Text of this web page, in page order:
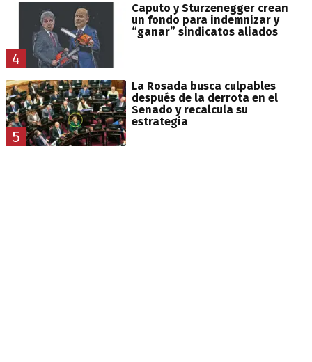
4
Caputo y Sturzenegger crean
un fondo para indemnizar y
“ganar” sindicatos aliados
5
La Rosada busca culpables
después de la derrota en el
Senado y recalcula su
estrategia